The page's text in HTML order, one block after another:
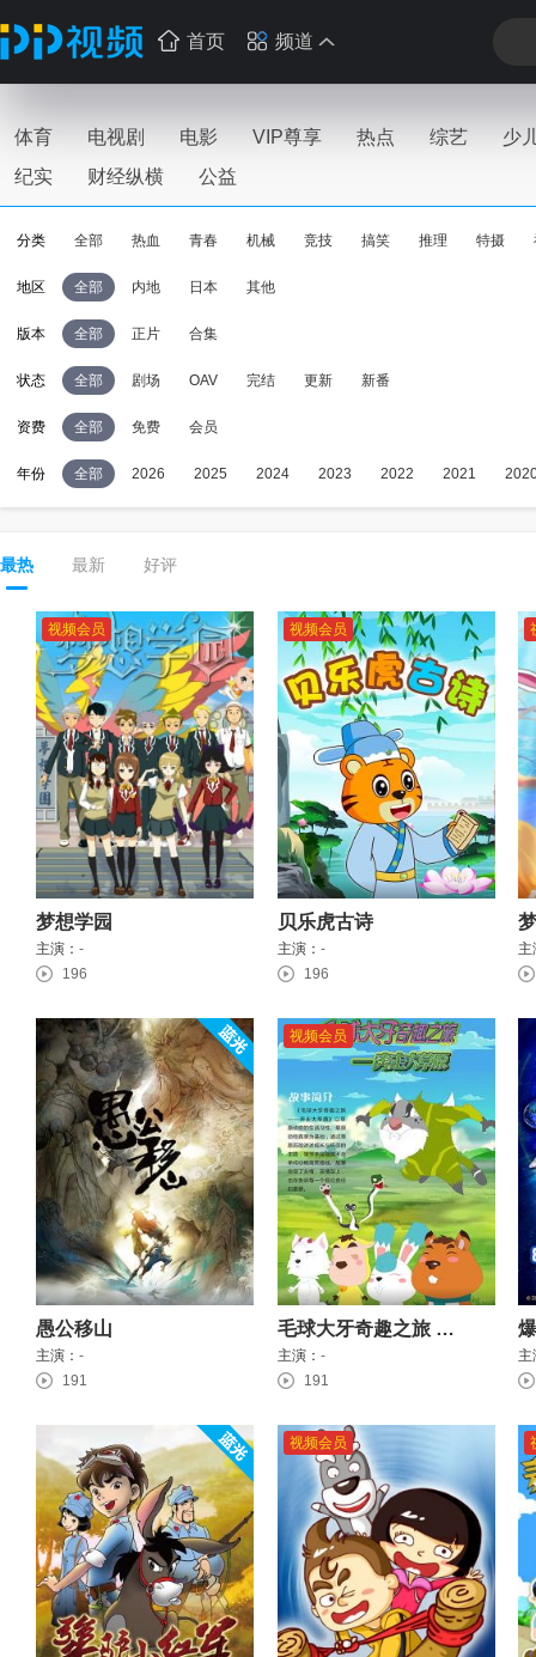
首页 频道
体育 电视剧 电影 VIP尊享 热点 综艺
少
纪实
财经纵横 公益
分类 全部 热血 青春 机械 竞技 搞笑 推理 特摄
地区 全部 内地 日本 其他
版本 全部 正片 合集
状态 全部 剧场 OAV 完结 更新 新番
资费 全部 免费 会员
年份 全部 2026 2025 2024 2023 2022 2021
最热 最新 好评
视频会员
梦想学园
主演： -
196
视频会员
贝乐虎古诗
主演： -
196
主
愚公移山
主演： -
191
视频会员
毛球大牙奇趣之旅 奔走大草原
主演： -
191
主
视频会员